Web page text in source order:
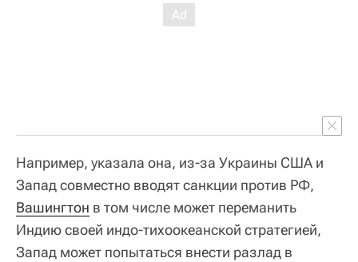
Например, указала она, из-за Украины США и
Запад совместно вводят санкции против РФ,
Вашингтон в том числе может переманить
Индию своей индо-тихоокеанской стратегией,
Запад может попытаться внести разлад в